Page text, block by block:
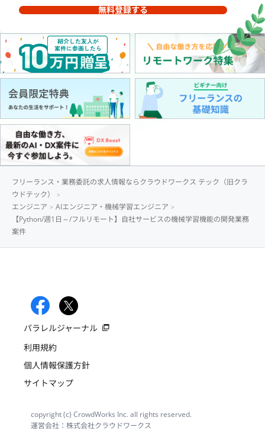
無料登録する
フリーランス・業務委託の求人情報ならクラウドワークス テック（旧クラ
ウドテック）
エンジニア
AIエンジニア・機械学習エンジニア
【Python/週1日～/フルリモート】自社サービスの機械学習機能の開発業務
案件
パラレルジャーナル
利用規約
個人情報保護方針
サイトマップ
copyright (c) CrowdWorks Inc. all rights reserved.
運営会社：株式会社クラウドワークス